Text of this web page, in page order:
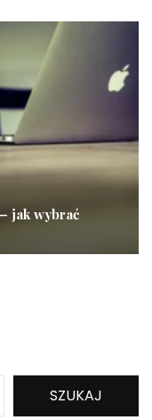
jak wybrać
SZUKAJ